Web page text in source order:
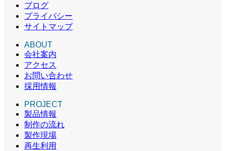
ブログ
プライバシー
サイトマップ
ABOUT
会社案内
アクセス
お問い合わせ
採用情報
PROJECT
製品情報
制作の流れ
製作現場
再生利用